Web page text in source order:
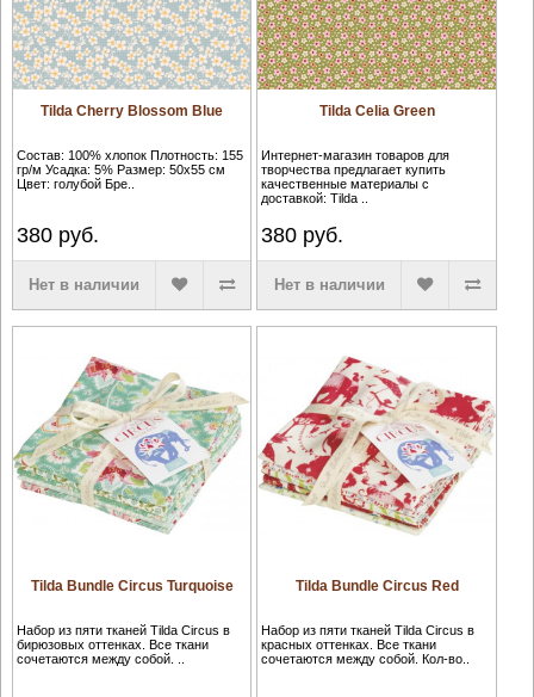
Tilda Cherry Blossom Blue
Состав: 100% хлопок Плотность: 155
гр/м Усадка: 5% Размер: 50х55 см
Цвет: голубой Бре..
380руб.
Нет в наличии
Tilda Celia Green
Интернет-магазин товаров для
творчества предлагает купить
качественные материалы с
доставкой: Tilda ..
380 руб.
Нет в наличии
Tilda Bundle Circus Turquoise
Набор из пяти тканей Tilda Circus в
бирюзовых оттенках. Все ткани
сочетаются между собой. ..
Tilda Bundle Circus Red
Набор из пяти тканей Tilda Circus в
красных оттенках. Все ткани
сочетаются между собой. Кол-во..